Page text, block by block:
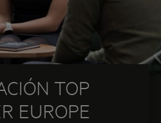
TOP
EUROPE